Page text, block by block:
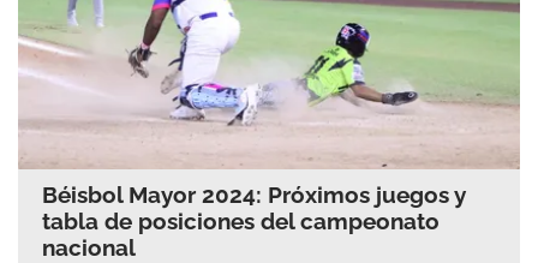
Béisbol Mayor 2024: Próximos juegos y
tabla de posiciones del campeonato
nacional